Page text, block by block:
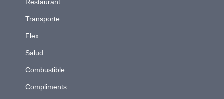
Restaurant
Transporte
Flex
Salud
Combustible
Compliments